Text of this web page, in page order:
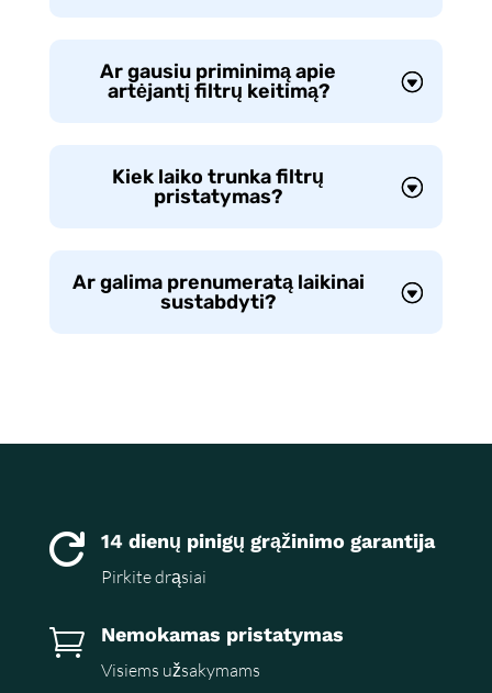
Ar gausiu priminimą apie
artėjantį filtrų keitimą?
Kiek laiko trunka filtrų
pristatymas?
Ar galima prenumeratą laikinai
sustabdyti?
 14 dienų pinigų grąžinimo garantija
Pirkite drąsiai
 Nemokamas pristatymas
Visiems užsakymams